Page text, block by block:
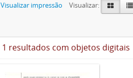
Visualizar impressão
Visualizar:
1 resultados com objetos digitais